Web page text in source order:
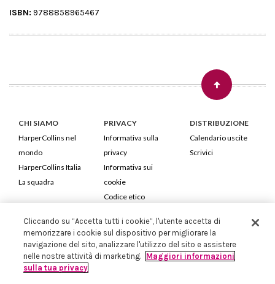
ISBN: 9788858965467
CHI SIAMO
HarperCollins nel
mondo
HarperCollins Italia
La squadra
PRIVACY
Informativa sulla
privacy
Informativa sui
cookie
Codice etico
DISTRIBUZIONE
Calendario uscite
Scrivici
HarperCollins Italia S.p.A. Viale Monte Nero, 84 - 20135 Milano
Cod. Fiscale e P.IVA 05946780151 - Capitale Sociale 258.250 €
Iscritta in Milano al Registro delle imprese nr.198004 e REA nr.1051898
Cliccando su “Accetta tutti i cookie”, l'utente accetta di
memorizzare i cookie sul dispositivo per migliorare la
navigazione del sito, analizzare l'utilizzo del sito e assistere
nelle nostre attività di marketing. Maggiori informazioni
sulla tua privacy